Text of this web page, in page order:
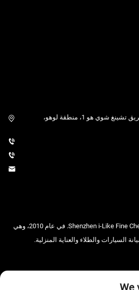
الطابق 10 ج، مبنى بو شينغ، طريق تشينغ شوي هو 1، منطقة لوهو،
تأسست شركة Shenzhen i-Like Fine Chemical Co., Ltd. في عام 2010، وهي
السيارات والطلاء والعناية المنزلية.
We